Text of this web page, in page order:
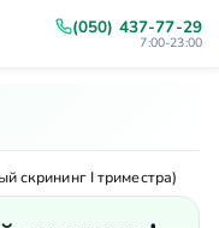
(050) 437-77-29
7:00-23:00
скрининг I триместра)